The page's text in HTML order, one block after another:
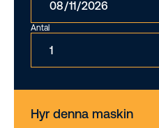
Antal
Hyr denna maskin